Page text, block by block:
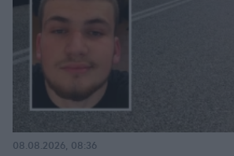
08.08.2026, 08:36